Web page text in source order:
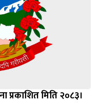
प्रकाशित मिति २०८३।